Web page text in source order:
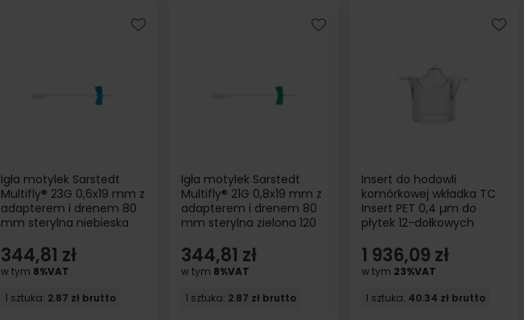
Igła motylek Sarstedt
Multifly® 23G 0,6x19 mm z
adapterem i drenem 80
mm sterylna niebieska
344,81 zł
w tym 8%VAT
1 sztuka: 2.87 zł brutto
Igła motylek Sarstedt
Multifly® 21G 0,8x19 mm z
adapterem i drenem 80
mm sterylna zielona 120
344,81 zł
w tym 8%VAT
1 sztuka: 2.87 zł brutto
Insert do hodowli
komórkowej wkładka TC
Insert PET 0,4 µm do
płytek 12-dołkowych
1 936,09 zł
w tym 23%VAT
1 sztuka: 40.34 zł brutto